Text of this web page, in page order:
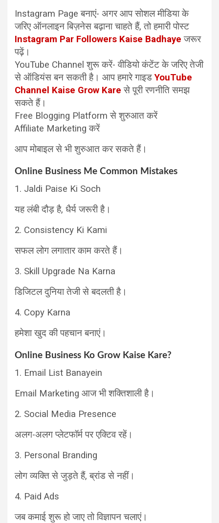
Instagram Page बनाएं- अगर आप सोशल मीडिया के
जरिए ऑनलाइन बिज़नेस बढ़ाना चाहते हैं, तो हमारी पोस्ट
Instagram Par Followers Kaise Badhaye जरूर
पढ़ें।
YouTube Channel शुरू करें- वीडियो कंटेंट के जरिए तेजी
से ऑडियंस बन सकती है। आप हमारे गाइडYouTube
Channel Kaise Grow Kare से पूरी रणनीति समझ
सकते हैं।
Free Blogging Platform से शुरुआत करें
Affiliate Marketing करें
आप मोबाइल से भी शुरुआत कर सकते हैं।
Online Business Me Common Mistakes
1. Jaldi Paise Ki Soch
यह लंबी दौड़ है, धैर्य जरूरी है।
2. Consistency Ki Kami
सफल लोग लगातार काम करते हैं।
3. Skill Upgrade Na Karna
डिजिटल दुनिया तेजी से बदलती है।
4. Copy Karna
हमेशा खुद की पहचान बनाएं।
Online Business Ko Grow Kaise Kare?
1. Email List Banayein
Email Marketing आज भी शक्तिशाली है।
2. Social Media Presence
अलग-अलग प्लेटफॉर्म पर एक्टिव रहें।
3. Personal Branding
लोग व्यक्ति से जुड़ते हैं, ब्रांड से नहीं।
4. Paid Ads
जब कमाई शुरू हो जाए तो विज्ञापन चलाएं।